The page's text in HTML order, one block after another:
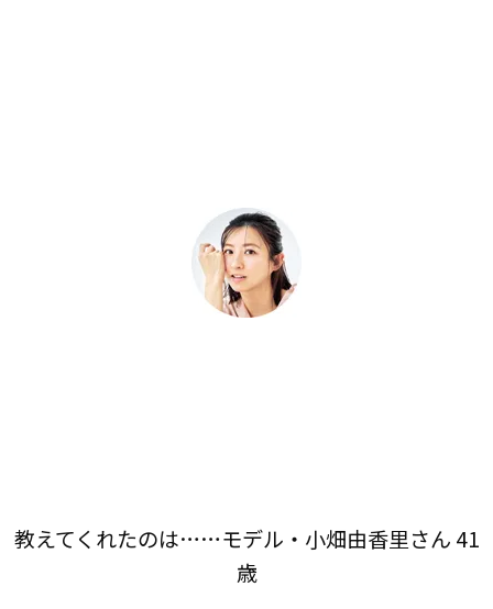
教えてくれたのは……モデル・小畑由香里さん 41
歳